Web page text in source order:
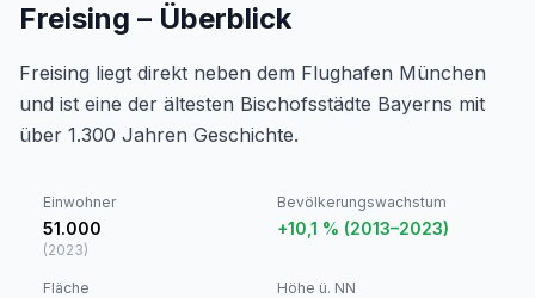
Freising – Überblick
Freising liegt direkt neben dem Flughafen München
und ist eine der ältesten Bischofsstädte Bayerns mit
über 1.300 Jahren Geschichte.
Einwohner
51.000
(2023)
Bevölkerungswachstum
+10,1 % (2013–2023)
Fläche Höhe ü. NN